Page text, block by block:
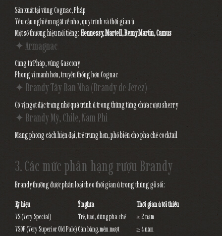
Sản xuất tại vùng Cognac, Pháp
Yêu cầu nghiêm ngặt về nho, quy trình và thời gian ủ
Một số thương hiệu nổi tiếng: Hennessy, Martell, Remy Martin, Camus
✦ Armagnac
Cũng từ Pháp, vùng Gascony
Phong vị mạnh hơn, truyền thống hơn Cognac
✦ Brandy Tây Ban Nha (Brandy de Jerez)
Có vị ngọt đặc trưng nhờ quá trình ủ trong thùng từng chứa rượu sherry
✦ Brandy Mỹ, Chile, Nam Phi
Mang phong cách hiện đại, trẻ trung hơn, phổ biến cho pha chế cocktail
3. Các mức phân hạng rượu Brandy
Brandy thường được phân loại theo thời gian ủ trong thùng gỗ sồi:
Ký hiệu Ý nghĩa
Thời gian ủ tối thiểu
VS (Very Special)
Trẻ, tươi, dùng pha chế
≥ 2 năm
VSOP (Very Superior Old Pale)Cân bằng, mềm mượt
≥ 4 năm